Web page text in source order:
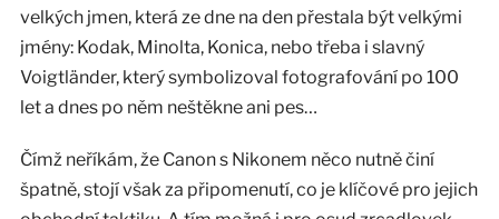
velkých jmen, která ze dne na den přestala být velkými
jmény: Kodak, Minolta, Konica, nebo třeba i slavný
Voigtländer, který symbolizoval fotografování po 100
let a dnes po něm neštěkne ani pes…
Čímž neříkám, že Canon s Nikonem něco nutně činí
špatně, stojí však za připomenutí, co je klíčové pro jejich